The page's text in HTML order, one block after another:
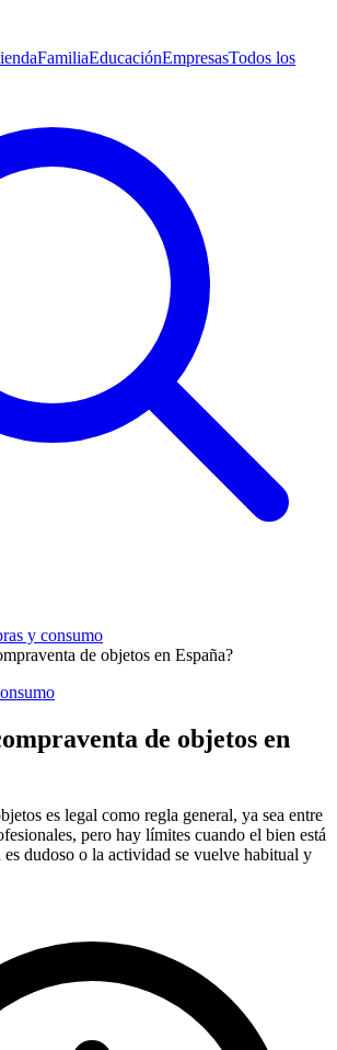
FamiliaEducaciónEmpresasTodos los
y consumo
de objetos en España?
de objetos en
es legal como regla general, ya sea entre
pero hay límites cuando el bien está
dudoso o la actividad se vuelve habitual y